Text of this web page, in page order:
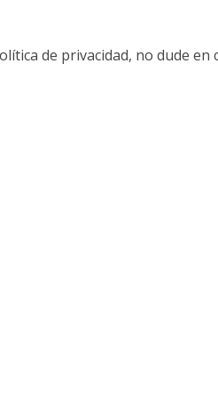
de privacidad, no dude en